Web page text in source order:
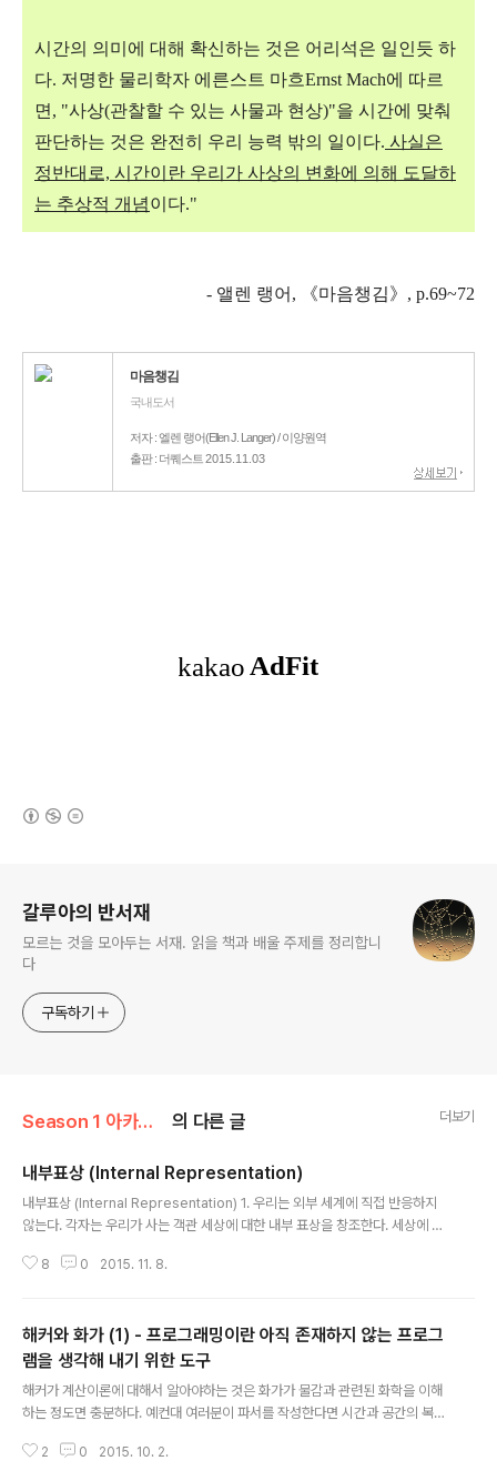
시간의 의미에 대해 확신하는 것은 어리석은 일인듯 하
다. 저명한 물리학자 에른스트 마흐Ernst Mach에 따르
면, "사상(관찰할 수 있는 사물과 현상)"을 시간에 맞춰
판단하는 것은 완전히 우리 능력 밖의 일이다. 사실은
정반대로, 시간이란 우리가 사상의 변화에 의해 도달하
는 추상적 개념이다."
- 앨렌 랭어, 《마음챙김》, p.69~72
마음챙김
국내도서
저자 : 엘렌 랭어(Ellen J. Langer) / 이양원역
출판 : 더퀘스트 2015.11.03
갈루아의 반서재
모르는 것을 모아두는 서재. 읽을 책과 배울 주제를 정리합니
다
구독하기
Season 1 아카이브 의 다른 글 더보기
내부표상 (Internal Representation)
내부표상 (Internal Representation) 1. 우리는 외부 세계에 직접 반응하지
않는다. 각자는 우리가 사는 객관 세상에 대한 내부 표상을 창조한다. 세상에 대
부 표상이 세상에 대한 우리의 행동, 이해, 판단, 선택을 결정한다. 우리는 눈을
을 사실이라고 믿고 경험한다. 우리는 결코 자신이 꾸는 꿈에 의문을 제기하지
않는다. 우리는 결코 우리가 꿈 속에 있는 것을 모른다. [해석] ↓ [내부표상의
변화] ↓ [주관적 경험의 변화] ↓ [신체 생리반응의 변화] 우..
8 0 2015. 11. 8.
해커와 화가 (1) - 프로그래밍이란 아직 존재하지 않는 프로그
램을 생각해 내기 위한 도구
해커가 계산이론에 대해서 알아야하는 것은 화가가 물감과 관련된 화학을 이해
하는 정도면 충분하다. 예컨대 여러분이 파서를 작성한다면 시간과 공간의 복잡
지만 사실 화가는 물감의 화학적 특징에 대해서 그보다 더많이 기억해야할 필요
2 0 2015. 10. 2.